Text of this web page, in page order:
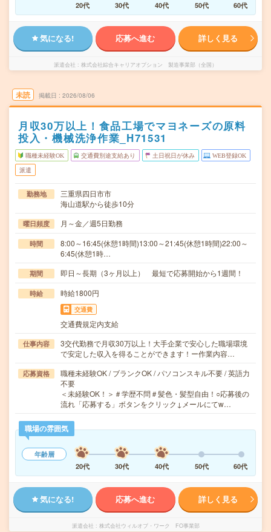
20代
30代 40代 50代 60代
気になる! 応募へ進む 詳しく見る
派遣会社 株式会社綜合キャリアオプション 製造事業部（全国）
未読 掲載日 2026/08/06
月収30万以上！食品工場でマヨネーズの原料
投入・機械洗浄作業_H71531
職種未経験OK 交通費別途支給あり 土日祝日が休み WEB登録OK
派遣
勤務地
三重県四日市市
海山道駅から徒歩10分
曜日頻度 月～金／週5日勤務
時間
8:00～16:45(休憩1時間)13:00～21:45(休憩1時間)22:00～
6:45(休憩1時…
期間 即日～長期（3ヶ月以上） 最短で応募開始から1週間！
時給 時給1800円
交通費
交通費規定内支給
仕事内容
3交代勤務で月収30万以上！大手企業で安心した職場環境
で安定した収入を得ることができます！ー作業内容…
応募資格
職種未経験OK / ブランクOK / パソコンスキル不要 / 英語力
不要
＜未経験OK！＞＃学歴不問＃髪色・髪型自由！○応募後の
流れ「応募する」ボタンをクリック↓メールにてw…
職場の雰囲気
年齢層
20代
30代 40代 50代 60代
気になる! 応募へ進む 詳しく見る
派遣会社 株式会社ウィルオブ・ワーク FO事業部